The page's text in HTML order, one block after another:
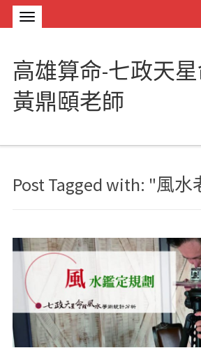
高雄算命-七政天
黃鼎頤老師
Post Tagged with: "風